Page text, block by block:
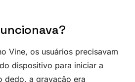
Vine, os usuários precisavam
dispositivo para iniciar a
dedo, a gravação era